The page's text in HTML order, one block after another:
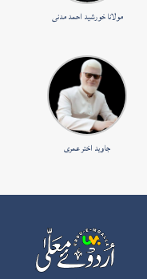
مولانا خورشید احمد مدنی
جاوید اختر عمری